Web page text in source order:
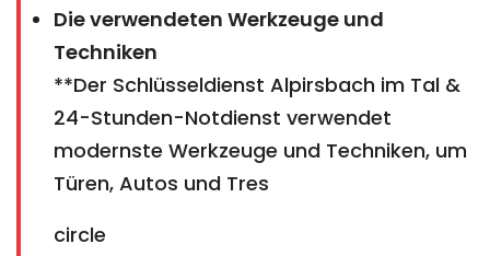
Die verwendeten Werkzeuge und
Techniken
**Der Schlüsseldienst Alpirsbach im Tal &
24-Stunden-Notdienst verwendet
modernste Werkzeuge und Techniken, um
Türen, Autos und Tres
circle